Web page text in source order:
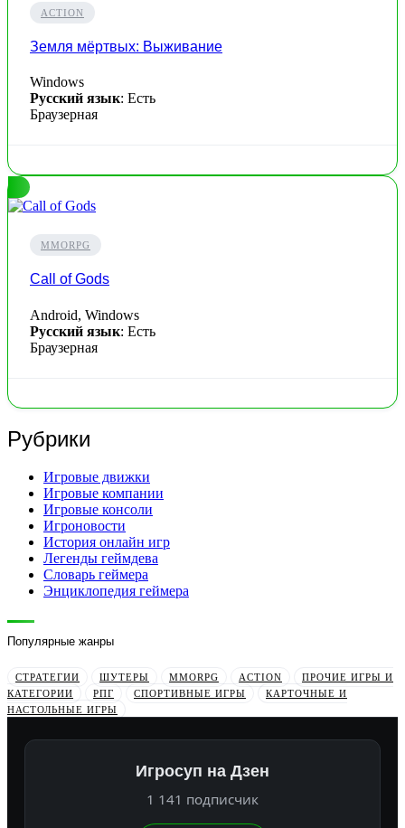
ACTION
Земля мёртвых: Выживание
Windows
Русский язык: Есть
Браузерная
MMORPG
Call of Gods
Android, Windows
Русский язык: Есть
Браузерная
Рубрики
Игровые движки
Игровые компании
Игровые консоли
Игроновости
История онлайн игр
Легенды геймдева
Словарь геймера
Энциклопедия геймера
Популярные жанры
СТРАТЕГИИ ШУТЕРЫ MMORPG ACTION
ПРОЧИЕ ИГРЫ И
КАТЕГОРИИ
РПГ СПОРТИВНЫЕ ИГРЫ
КАРТОЧНЫЕ И
НАСТОЛЬНЫЕ ИГРЫ
Игросуп на Дзен
1 141 подписчик